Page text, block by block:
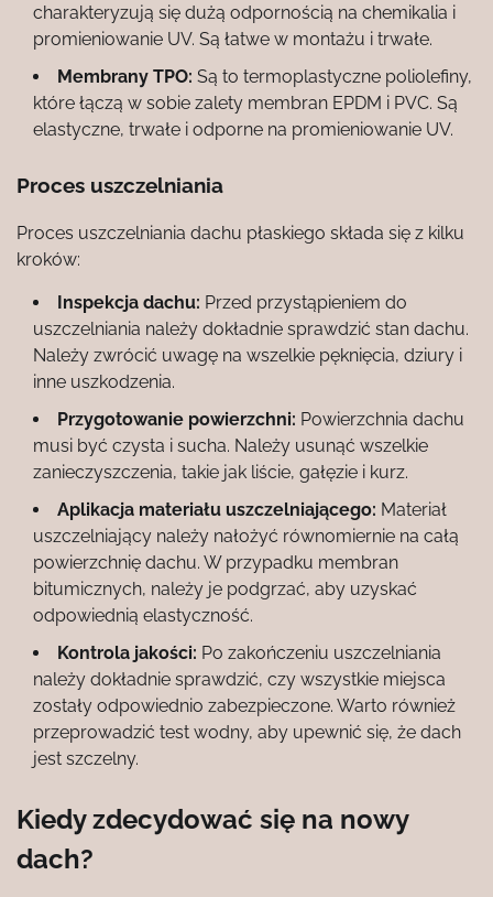
charakteryzują się dużą odpornością na chemikalia i
promieniowanie UV. Są łatwe w montażu i trwałe.
Membrany TPO: Są to termoplastyczne poliolefiny,
które łączą w sobie zalety membran EPDM i PVC. Są
elastyczne, trwałe i odporne na promieniowanie UV.
Proces uszczelniania
Proces uszczelniania dachu płaskiego składa się z kilku
kroków:
Inspekcja dachu: Przed przystąpieniem do
uszczelniania należy dokładnie sprawdzić stan dachu.
Należy zwrócić uwagę na wszelkie pęknięcia, dziury i
inne uszkodzenia.
Przygotowanie powierzchni: Powierzchnia dachu
musi być czysta i sucha. Należy usunąć wszelkie
zanieczyszczenia, takie jak liście, gałęzie i kurz.
Aplikacja materiału uszczelniającego: Materiał
uszczelniający należy nałożyć równomiernie na całą
powierzchnię dachu. W przypadku membran
bitumicznych, należy je podgrzać, aby uzyskać
odpowiednią elastyczność.
Kontrola jakości: Po zakończeniu uszczelniania
należy dokładnie sprawdzić, czy wszystkie miejsca
zostały odpowiednio zabezpieczone. Warto również
przeprowadzić test wodny, aby upewnić się, że dach
jest szczelny.
Kiedy zdecydować się na nowy
dach?